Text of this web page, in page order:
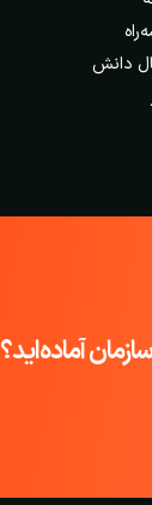
دانش
آماده‌اید؟